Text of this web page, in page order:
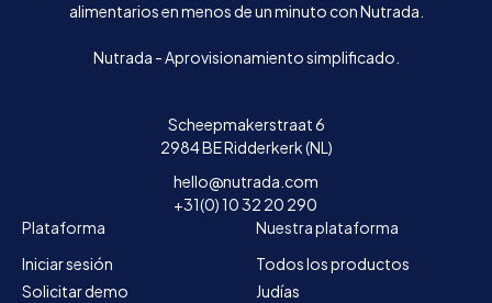
alimentarios en menos de un minuto con Nutrada.
Nutrada - Aprovisionamiento simplificado.
Scheepmakerstraat 6
2984 BE Ridderkerk (NL)
hello@nutrada.com
+31(0) 10 32 20 290
Plataforma
Iniciar sesión
Solicitar demo
Nuestra plataforma
Todos los productos
Judías